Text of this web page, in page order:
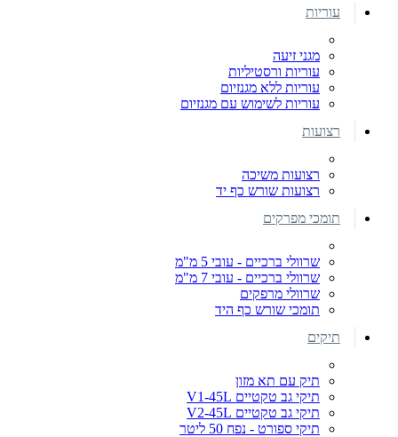
עוריות
מגני זיעה
עוריות ורסטיליות
עוריות ללא מגנזיום
עוריות לשימוש עם מגנזיום
רצועות
רצועות משיכה
רצועות שורש כף יד
תומכי מפרקים
שרוולי ברכיים - עובי 5 מ"מ
שרוולי ברכיים - עובי 7 מ"מ
שרוולי מרפקים
תומכי שורש כף היד
תיקים
תיק עם תא מזון
תיקי גב טקטיים V1-45L
תיקי גב טקטיים V2-45L
תיקי ספורט - נפח 50 ליטר